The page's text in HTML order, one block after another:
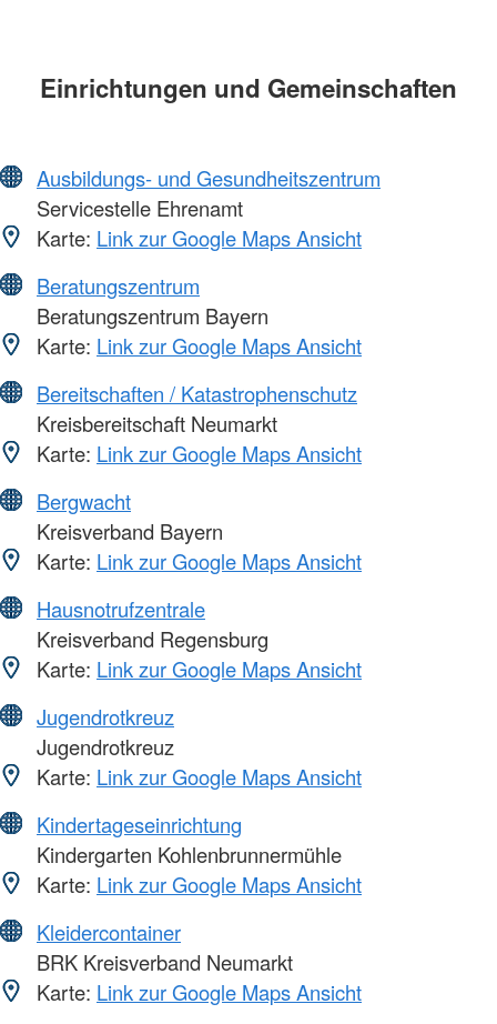
Einrichtungen und Gemeinschaften
Ausbildungs- und Gesundheitszentrum
Servicestelle Ehrenamt
Karte: Link zur Google Maps Ansicht
Beratungszentrum
Beratungszentrum Bayern
Karte: Link zur Google Maps Ansicht
Bereitschaften / Katastrophenschutz
Kreisbereitschaft Neumarkt
Karte: Link zur Google Maps Ansicht
Bergwacht
Kreisverband Bayern
Karte: Link zur Google Maps Ansicht
Hausnotrufzentrale
Kreisverband Regensburg
Karte: Link zur Google Maps Ansicht
Jugendrotkreuz
Jugendrotkreuz
Karte: Link zur Google Maps Ansicht
Kindertageseinrichtung
Kindergarten Kohlenbrunnermühle
Karte: Link zur Google Maps Ansicht
Kleidercontainer
BRK Kreisverband Neumarkt
Karte: Link zur Google Maps Ansicht